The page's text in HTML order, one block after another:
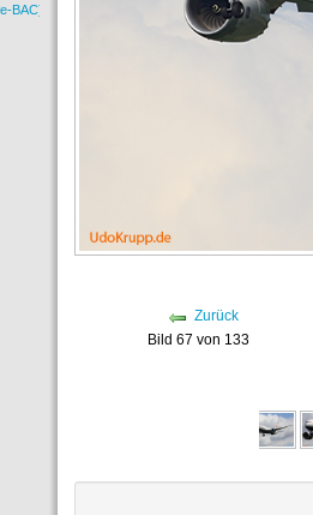
Zurück
Bild 67 von 133
BAC)